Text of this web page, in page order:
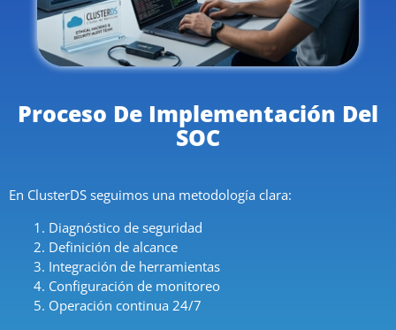
Proceso De Implementación Del
SOC
En ClusterDS seguimos una metodología clara:
Diagnóstico de seguridad
Definición de alcance
Integración de herramientas
Configuración de monitoreo
Operación continua 24/7